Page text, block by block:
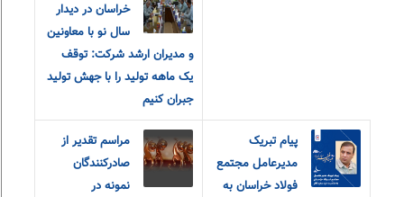
خراسان در ديدار
سال نو با معاونين
و مديران ارشد شرکت: توقف
یک ماهه تولید را با جهش تولید
جبران کنیم
پیام تبریک
مدیرعامل مجتمع
فولاد خراسان به
مراسم تقدیر از
صادرکنندگان
نمونه در